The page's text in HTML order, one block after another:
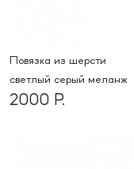
Повязка из шерсти
светлый серый меланж
2000 Р.